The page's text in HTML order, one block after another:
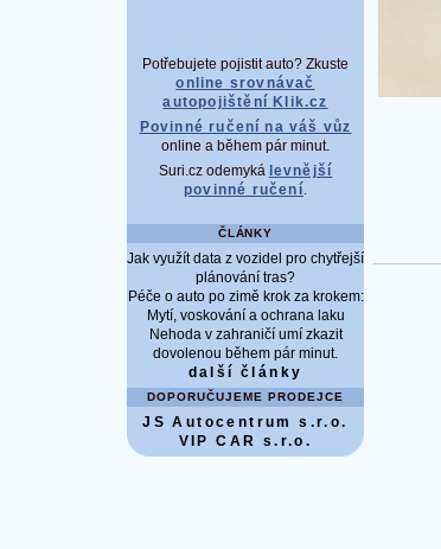
Potřebujete pojistit auto? Zkuste
online srovnávač
autopojištění Klik.cz
Povinné ručení na váš vůz
online a během pár minut.
Suri.cz odemyká levnější
povinné ručení.
ČLÁNKY
Jak využít data z vozidel pro chytřejší
plánování tras?
Péče o auto po zimě krok za krokem:
Mytí, voskování a ochrana laku
Nehoda v zahraničí umí zkazit
dovolenou během pár minut.
další články
DOPORUČUJEME PRODEJCE
JS Autocentrum s.r.o.
VIP CAR s.r.o.